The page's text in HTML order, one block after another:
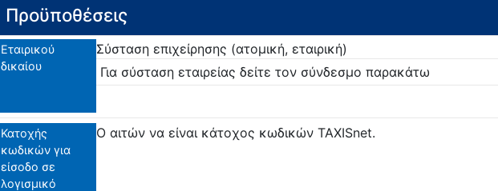
Προϋποθέσεις
Εταιρικού
δικαίου
Σύσταση επιχείρησης (ατομική, εταιρική)
Για σύσταση εταιρείας δείτε τον σύνδεσμο παρακάτω
Κατοχής
κωδικών για
είσοδο σε
λογισμικό
Ο αιτών να είναι κάτοχος κωδικών TAXISnet.